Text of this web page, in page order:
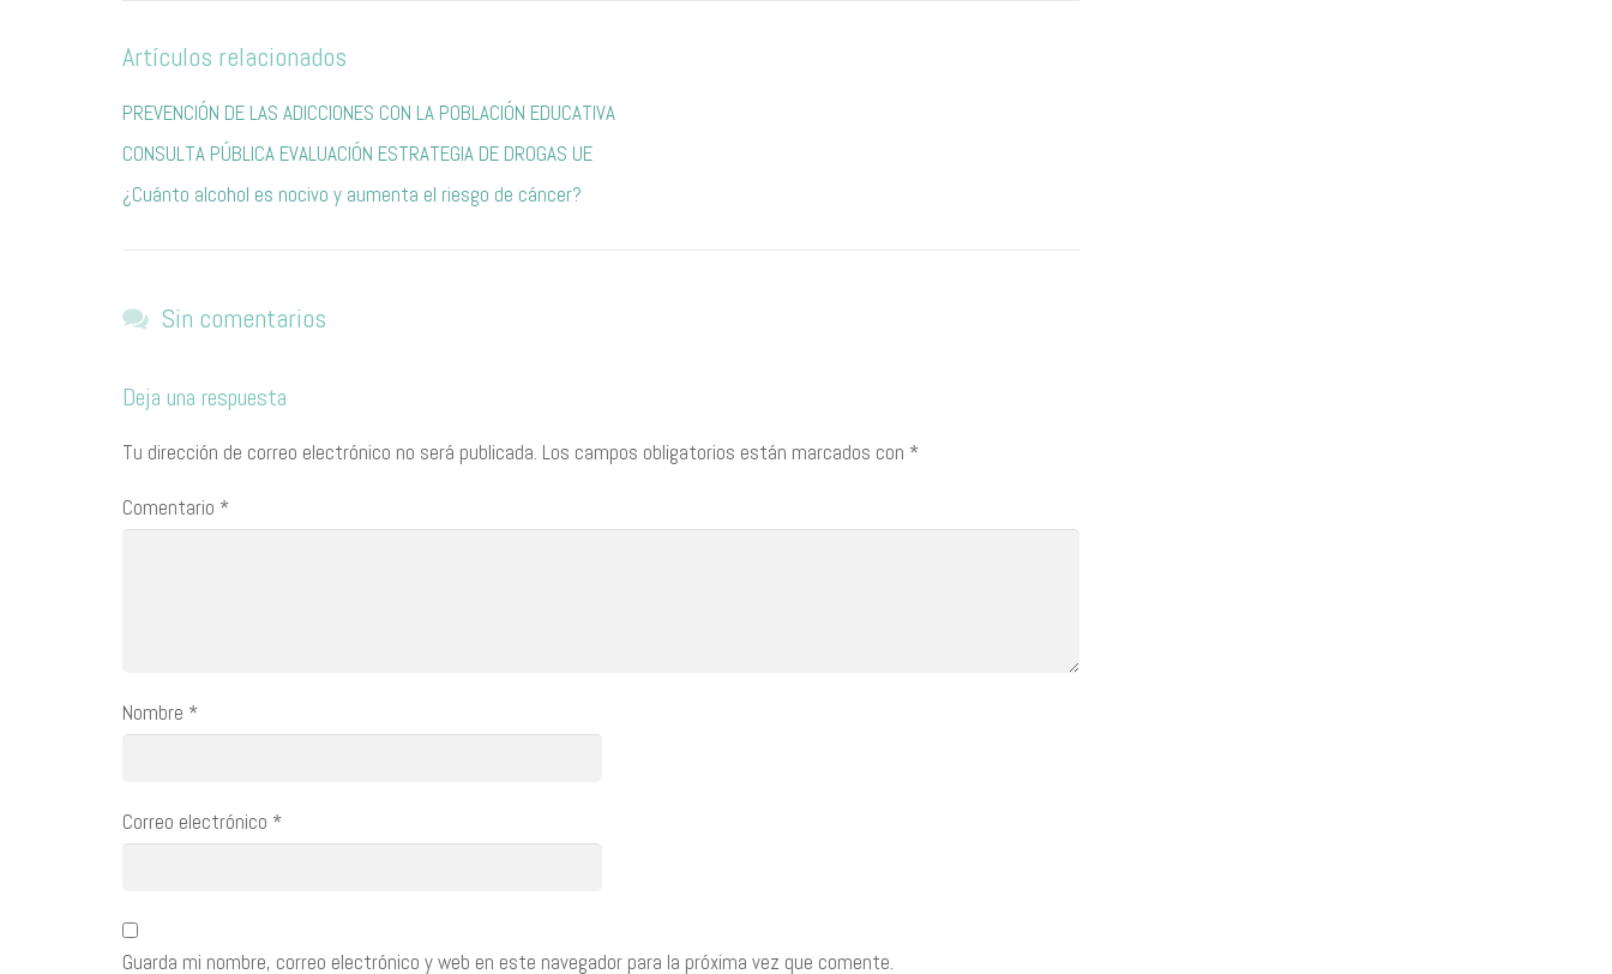
Artículos relacionados
PREVENCIÓN DE LAS ADICCIONES CON LA POBLACIÓN EDUCATIVA
CONSULTA PÚBLICA EVALUACIÓN ESTRATEGIA DE DROGAS UE
¿Cuánto alcohol es nocivo y aumenta el riesgo de cáncer?
Sin comentarios
Deja una respuesta
Tu dirección de correo electrónico no será publicada. Los campos obligatorios están marcados con *
Comentario *
Nombre *
Correo electrónico *
Guarda mi nombre, correo electrónico y web en este navegador para la próxima vez que comente.